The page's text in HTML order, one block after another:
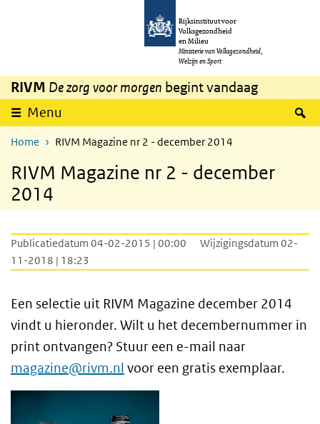
Overslaan en naar de inhoud gaan
Rijksinstituut voor
Volksgezondheid
en Milieu
Ministerie van Volksgezondheid,
Welzijn en Sport
RIVM De zorg voor morgen begint vandaag
Menu
Home RIVM Magazine nr 2 - december 2014
RIVM Magazine nr 2 - december
2014
Publicatiedatum 04-02-2015 | 00:00
Wijzigingsdatum 02-
11-2018 | 18:23
Een selectie uit RIVM Magazine december 2014
vindt u hieronder. Wilt u het decembernummer in
print ontvangen? Stuur een e-mail naar
magazine@rivm.nl voor een gratis exemplaar.